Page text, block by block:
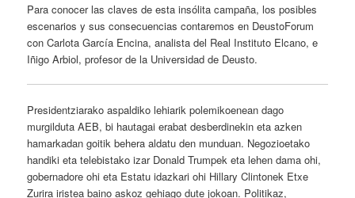
Para conocer las claves de esta insólita campaña, los posibles
escenarios y sus consecuencias contaremos en DeustoForum
con Carlota García Encina, analista del Real Instituto Elcano, e
Iñigo Arbiol, profesor de la Universidad de Deusto.
Presidentziarako aspaldiko lehiarik polemikoenean dago
murgilduta AEB, bi hautagai erabat desberdinekin eta azken
hamarkadan goitik behera aldatu den munduan. Negozioetako
handiki eta telebistako izar Donald Trumpek eta lehen dama ohi,
gobernadore ohi eta Estatu idazkari ohi Hillary Clintonek Etxe
Zurira iristea baino askoz gehiago dute jokoan. Politikaz,